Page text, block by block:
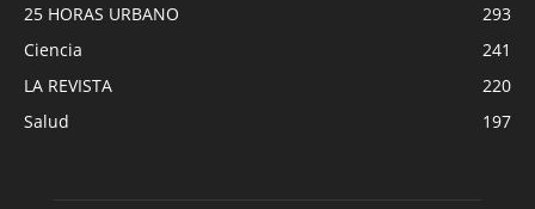
25 HORAS URBANO
293
Ciencia
241
LA REVISTA
220
Salud
197